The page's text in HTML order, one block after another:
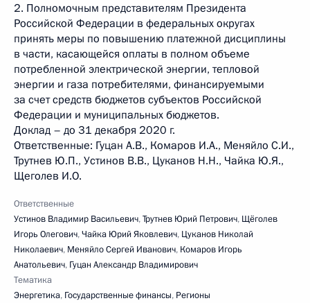
2. Полномочным представителям Президента
Российской Федерации в федеральных округах
принять меры по повышению платежной дисциплины
в части, касающейся оплаты в полном объеме
потребленной электрической энергии, тепловой
энергии и газа потребителями, финансируемыми
за счет средств бюджетов субъектов Российской
Федерации и муниципальных бюджетов.
Доклад – до 31 декабря 2020 г.
Ответственные: Гуцан А.В., Комаров И.А., Меняйло С.И.,
Трутнев Ю.П., Устинов В.В., Цуканов Н.Н., Чайка Ю.Я.,
Щеголев И.О.
Ответственные
Устинов Владимир Васильевич,Трутнев Юрий Петрович, Щёголев
Игорь Олегович,Чайка Юрий Яковлевич, Цуканов Николай
Николаевич, Меняйло Сергей Иванович, Комаров Игорь
Анатольевич, Гуцан Александр Владимирович
Тематика
Энергетика, Государственные финансы, Регионы